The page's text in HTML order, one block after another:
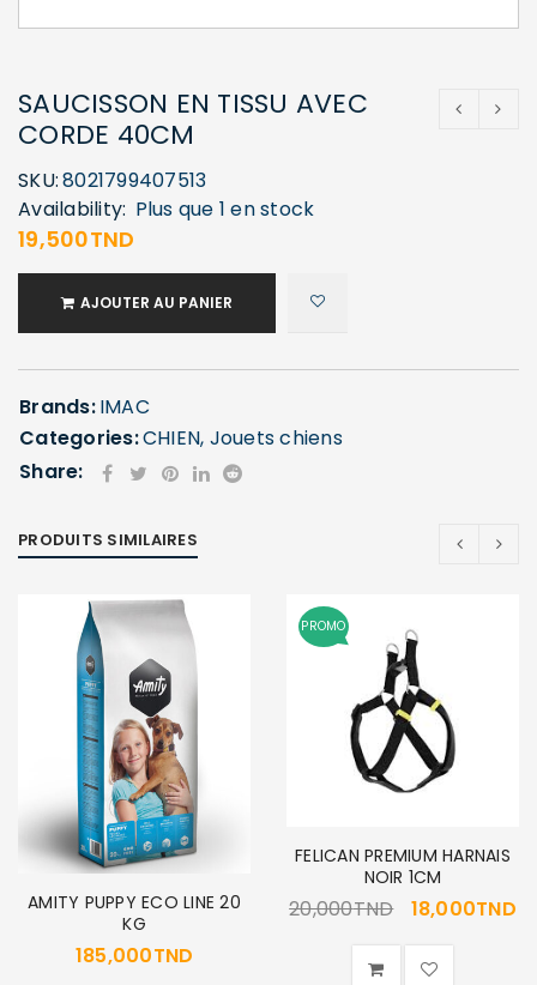
CONNECTER
ou e-mail
de passe*
SAUCISSON EN TISSU AVEC
CORDE 40CM
SKU:8021799407513
Availability: Plus que 1 en stock
19,500TND
AJOUTER AU PANIER
Brands:IMAC
Categories:CHIEN, Jouets chiens
Share:
PRODUITS SIMILAIRES
AMITY PUPPY ECO LINE 20
KG
185,000TND
PROMO
FELICAN PREMIUM HARNAIS
NOIR 1CM
20,000TND 18,000TND